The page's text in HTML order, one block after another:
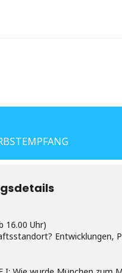
16.00 Uhr)
Entwicklungen,